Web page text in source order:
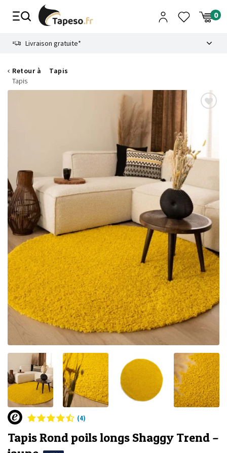
Livraison gratuite*
Retour à
Tapis
Tapis
(4)
Tapis Rond poils longs Shaggy Trend –